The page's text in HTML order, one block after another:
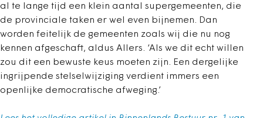
al te lange tijd een klein aantal supergemeenten, die
de provinciale taken er wel even bijnemen. Dan
worden feitelijk de gemeenten zoals wij die nu nog
kennen afgeschaft, aldus Allers. ‘Als we dit echt willen
zou dit een bewuste keus moeten zijn. Een dergelijke
ingrijpende stelselwijziging verdient immers een
openlijke democratische afweging.’